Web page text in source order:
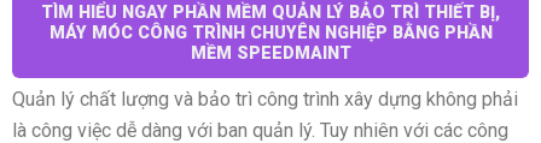
TÌM HIỂU NGAY PHẦN MỀM QUẢN LÝ BẢO TRÌ THIẾT BỊ,
MÁY MÓC CÔNG TRÌNH CHUYÊN NGHIỆP BẰNG PHẦN
MỀM SPEEDMAINT
Quản lý chất lượng và bảo trì công trình xây dựng không phải
là công việc dễ dàng với ban quản lý. Tuy nhiên với các công